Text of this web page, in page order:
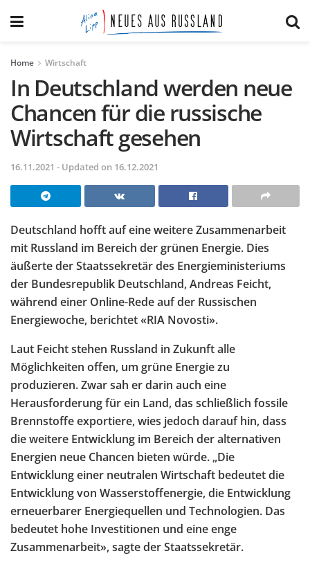
Home Wirtschaft
In Deutschland werden neue
Chancen für die russische
Wirtschaft gesehen
16.11.2021 - Updated on 16.12.2021
Deutschland hofft auf eine weitere Zusammenarbeit
mit Russland im Bereich der grünen Energie. Dies
äußerte der Staatssekretär des Energieministeriums
der Bundesrepublik Deutschland, Andreas Feicht,
während einer Online-Rede auf der Russischen
Energiewoche, berichtet «RIA Novosti».
Laut Feicht stehen Russland in Zukunft alle
Möglichkeiten offen, um grüne Energie zu
produzieren. Zwar sah er darin auch eine
Herausforderung für ein Land, das schließlich fossile
Brennstoffe exportiere, wies jedoch darauf hin, dass
die weitere Entwicklung im Bereich der alternativen
Energien neue Chancen bieten würde. „Die
Entwicklung einer neutralen Wirtschaft bedeutet die
Entwicklung von Wasserstoffenergie, die Entwicklung
erneuerbarer Energiequellen und Technologien. Das
bedeutet hohe Investitionen und eine enge
Zusammenarbeit», sagte der Staatssekretär.